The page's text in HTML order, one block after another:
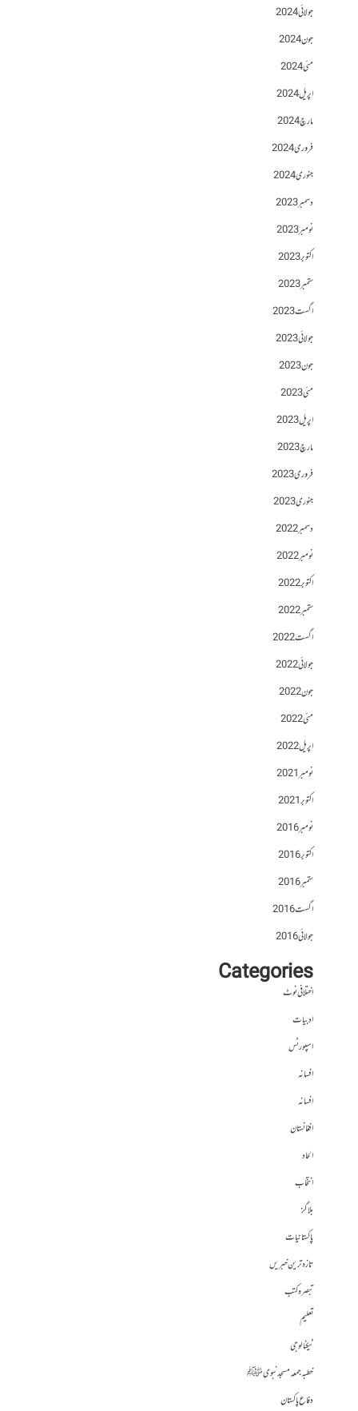
جولائی 2024
جون 2024
مئی 2024
اپریل 2024
مارچ 2024
فروری 2024
جنوری 2024
دسمبر 2023
نومبر 2023
اکتوبر 2023
ستمبر 2023
اگست 2023
جولائی 2023
جون 2023
مئی 2023
اپریل 2023
مارچ 2023
فروری 2023
جنوری 2023
دسمبر 2022
نومبر 2022
اکتوبر 2022
ستمبر 2022
اگست 2022
جولائی 2022
جون 2022
مئی 2022
اپریل 2022
نومبر 2021
اکتوبر 2021
نومبر 2016
اکتوبر 2016
ستمبر 2016
اگست 2016
جولائی 2016
Categories
اختلافی نوٹ
ادبیات
اسپورٹس
افسانہ
افسانہ
افغانستان
الحاد
انتخاب
بلاگز
پاکستانیات
تازہ ترین خبریں
تبصرہ کتب
تعلیم
ٹیکنالوجی
خطبہ جمعہ مسجد نبوی ﷺ
دفاع پاکستان